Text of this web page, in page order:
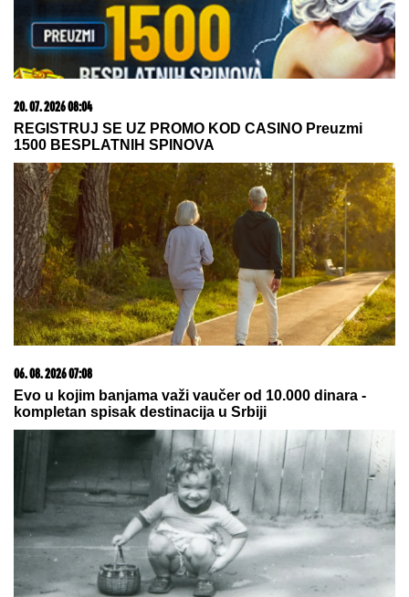
DNEVNI HOROSKOP ZA PETAK, 7.
AVGUST:
Blizance očekuju problemi
na putu, Devicu sukob sa šefom, a
Strelca susret sa bivšim partnerom
07. 08. 2026 09:31
Пашињан: Јереван разуме да је истовремено
чланство у ЕАЕС и ЕУ немогуће
Čiji hromozom određuje pol deteta? XX rađa se
devojčica, XY rađa se dečak